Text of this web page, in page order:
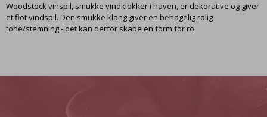
Woodstock vinspil, smukke vindklokker i haven, er dekorative og giver
et flot vindspil. Den smukke klang giver en behagelig rolig
tone/stemning - det kan derfor skabe en form for ro.